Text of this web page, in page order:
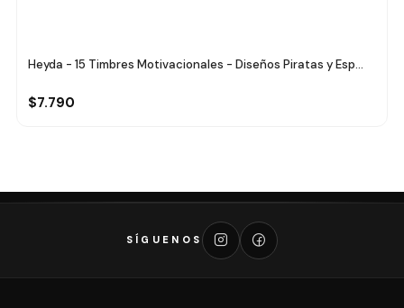
Heyda - 15 Timbres Motivacionales - Diseños Piratas y Esp...
$7.790
SÍGUENOS